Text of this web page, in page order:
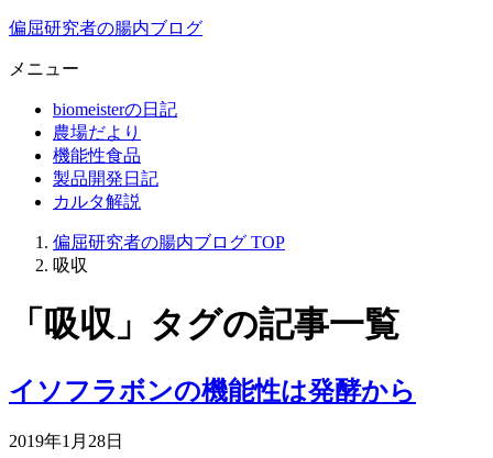
偏屈研究者の腸内ブログ
メニュー
biomeisterの日記
農場だより
機能性食品
製品開発日記
カルタ解説
偏屈研究者の腸内ブログ TOP
吸収
「吸収」タグの記事一覧
イソフラボンの機能性は発酵から
2019年1月28日